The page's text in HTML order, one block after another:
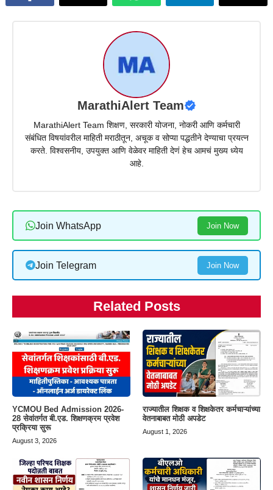
MarathiAlert Team
MarathiAlert Team शिक्षण, सरकारी योजना, नोकरी आणि कर्मचारी
संबंधित विषयांवरील माहिती मराठीतून, अचूक व सोप्या पद्धतीने देण्याचा प्रयत्न
करते. विश्वसनीय, उपयुक्त आणि वेळेवर माहिती देणं हेच आमचं मुख्य ध्येय
आहे.
Join WhatsApp Join Now
Join Telegram Join Now
Related Posts
YCMOU Bed Admission 2026-
28 सेवांतर्गत बी.एड. शिक्षणक्रम प्रवेश
प्रक्रिया सुरू
August 3, 2026
राज्यातील शिक्षक व शिक्षकेतर कर्मचाऱ्यांच्या
वेतनाबाबत मोठी अपडेट
August 1, 2026